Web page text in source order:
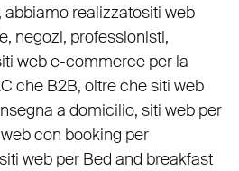
abbiamo realizzatositi web
, negozi, professionisti,
web e-commerceper la
che B2B, oltre chesiti web
a domicilio, siti web per
con booking per
siti web per Bed and breakfast